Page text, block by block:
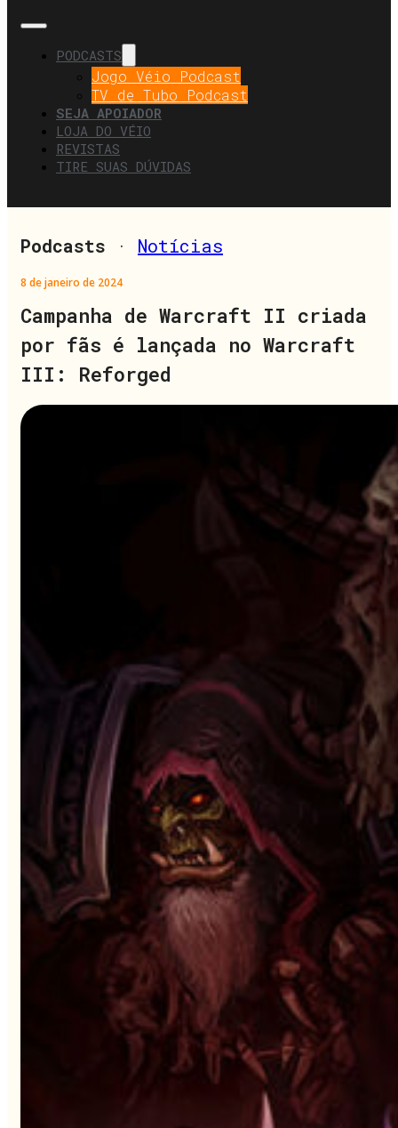
PODCASTS
Jogo Véio Podcast
TV de Tubo Podcast
SEJA APOIADOR
LOJA DO VÉIO
REVISTAS
TIRE SUAS DÚVIDAS
Podcasts · Notícias
8 de janeiro de 2024
Campanha de Warcraft II criada
por fãs é lançada no Warcraft
III: Reforged